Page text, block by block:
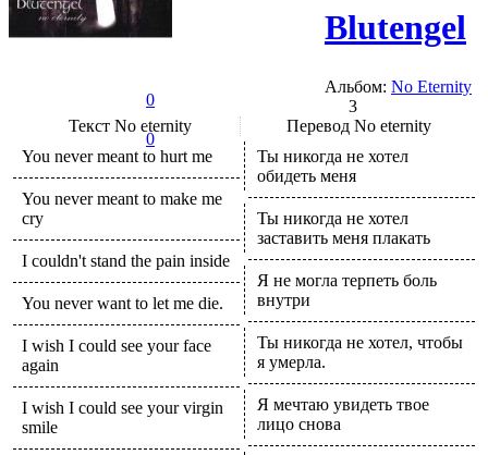
0
0
Blutengel
Альбом: No Eternity
3
ТекстNo eternity ПереводNo eternity
You never meant to hurt me
You never meant to make me
cry
I couldn't stand the pain inside
You never want to let me die.
I wish I could see your face
again
I wish I could see your virgin
smile
Ты никогда не хотел
обидеть меня
Ты никогда не хотел
заставить меня плакать
Я не могла терпеть боль
внутри
Ты никогда не хотел, чтобы
я умерла.
Я мечтаю увидеть твое
лицо снова